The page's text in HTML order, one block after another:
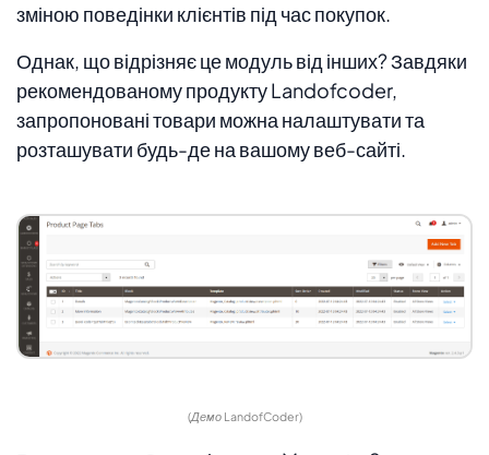
зміною поведінки клієнтів під час покупок.
Однак, що відрізняє це модуль від інших? Завдяки
рекомендованому продукту Landofcoder,
запропоновані товари можна налаштувати та
розташувати будь-де на вашому веб-сайті.
(Демо LandofCoder)